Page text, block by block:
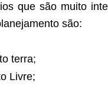
que são muito
são:
terra;
Livre;